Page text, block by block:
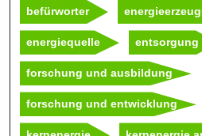
befürworter
energiequelle entsorgung
forschung und ausbildung
forschung und entwicklung